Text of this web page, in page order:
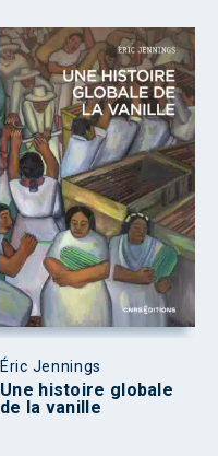
Éric Jennings
Une histoire globale
de la vanille